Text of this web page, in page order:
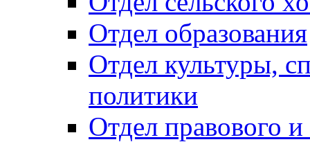
Отдел образования
Отдел культуры,
политики
Отдел правового